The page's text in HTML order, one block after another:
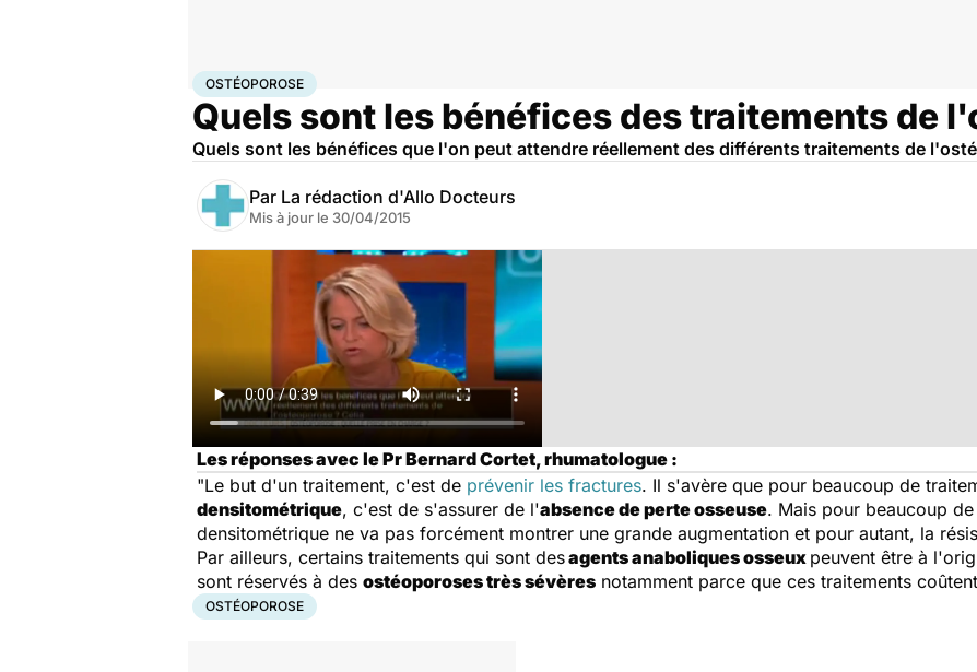
AccueilSantéOstéoporose
OSTÉOPOROSE
Quels sont les bénéfices des traitements de
Quels sont les bénéfices que l'on peut attendre réellement des différents traitements de
Par La rédaction d'Allo Docteurs
Mis à jour le 30/04/2015
Les réponses avec le Pr Bernard Cortet, rhumatologue :
"Le but d'un traitement, c'est de prévenir les fractures. Il s'avère que pour beaucoup de
densitométrique, c'est de s'assurer de l'absence de perte osseuse. Mais pour beaucoup
densitométrique ne va pas forcément montrer une grande augmentation et pour autant, la
Par ailleurs, certains traitements qui sont desagents anaboliques osseux peuvent être à
sont réservés à des ostéoporoses très sévères notamment parce que ces traitements
OSTÉOPOROSE